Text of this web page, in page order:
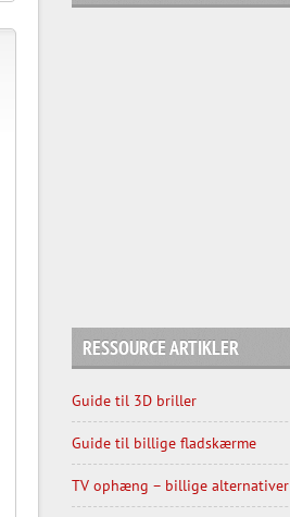
RESSOURCE ARTIKLER
Guide til 3D briller
Guide til billige fladskærme
TV ophæng – billige alternativer